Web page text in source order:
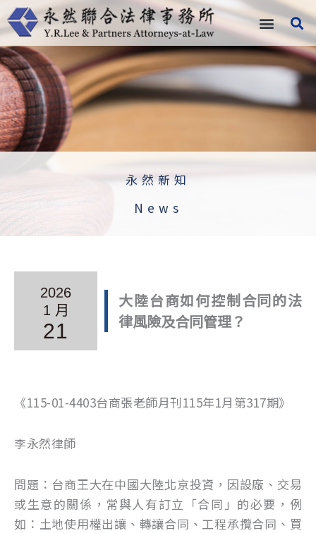
跳
至
主
要
內
容
永然新知
News
2026
1 月
21
大陸台商如何控制合同的法
律風險及合同管理？
《115-01-4403台商張老師月刊115年1月第317期》
李永然律師
問題：台商王大在中國大陸北京投資，因設廠、交易
或生意的關係，常與人有訂立「合同」的必要，例
如：土地使用權出讓、轉讓合同、工程承攬合同、買